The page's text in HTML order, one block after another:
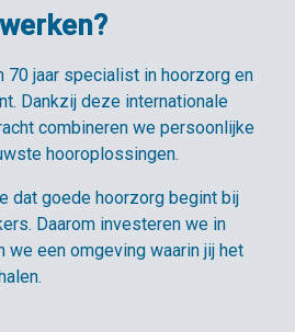
70 jaar specialist in hoorzorg en
Dankzij deze internationale
combineren we persoonlijke
hooroplossingen.
dat goede hoorzorg begint bij
Daarom investeren we in
we een omgeving waarin jij het